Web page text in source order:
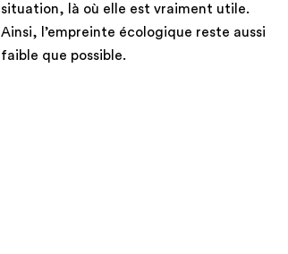
situation, là où elle est vraiment utile.
Ainsi, l’empreinte écologique reste aussi
faible que possible.